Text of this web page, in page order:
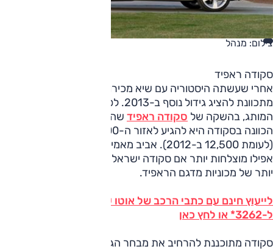
צילום: מנהל
סקודה ראפיד
אחרי שעשתה היסטוריה עם שיא מכירות שנתי ב-2012,
מתכוונת להציג גידול נוסף ב-2013. לפי דברי ג'קי אביב, ראש
המותג, בהשקה של סקודה ראפיד שהתקיימה
(לעומת 12,500 ב-2012). אביב מאמין שהמכירות עשויות להיות
אפילו מוצלחות יותר אם סקודה ישראל תצליח לקבל כמות גדולה
יותר של מכוניות מדגם הראפיד.
לייעוץ חינם עם כתבי הרכב של אוטו על כל דגמי סקודה חייג
ל-3262* או לחץ כאן
סקודה מתוכננת להרחיב את מבחר הגרסאות של הראפיד